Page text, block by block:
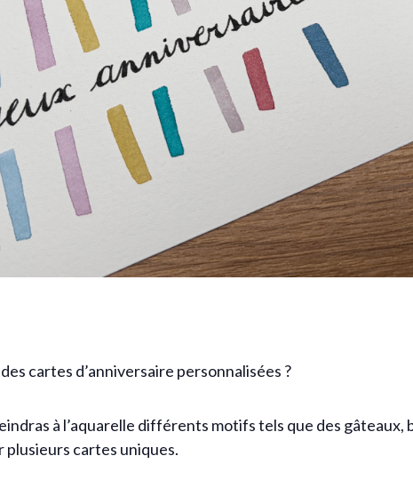
cartes d’anniversaire personnalisées ?
à l’aquarelle différents motifs tels que des gâteaux,
cartes uniques.